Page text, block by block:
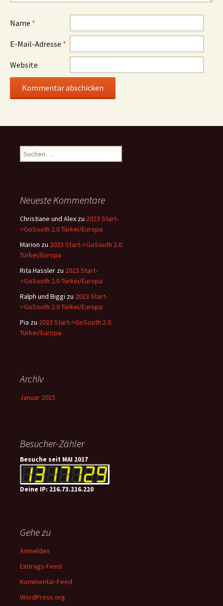
Name *
E-Mail-Adresse *
Website
Suchen
nach:
Neueste Kommentare
Christiane und Alex zu 2023 Start-
>GoSouth 2.0 Türkei/Europa
Marion zu 2023 Start->GoSouth 2.0
Türkei/Europa
Rita Hassler zu 2023 Start-
>GoSouth 2.0 Türkei/Europa
Ralph und Biggi zu 2023 Start-
>GoSouth 2.0 Türkei/Europa
Pia zu 2023 Start->GoSouth 2.0
Türkei/Europa
Archiv
Januar 2015
Besucher-Zähler
Besuche seit MAI 2017
Deine IP: 216.73.216.220
Gehe zu
Anmelden
Eintrags-Feed
Kommentar-Feed
WordPress.org